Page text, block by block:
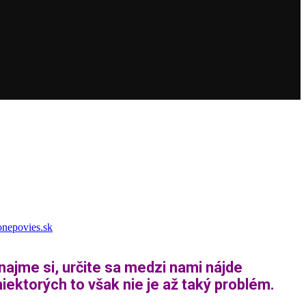
si, určite sa medzi nami nájde
to však nie je až taký problém.